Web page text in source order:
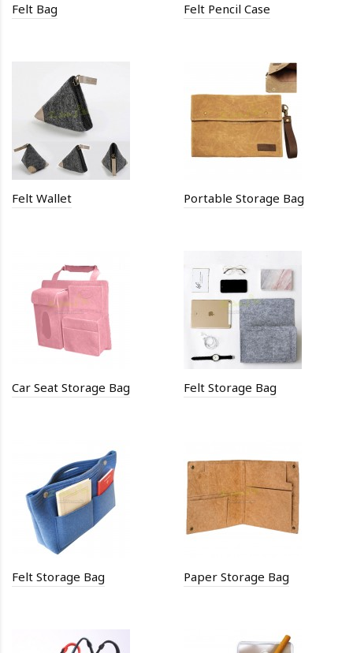
Felt Bag Felt Pencil Case
Felt Wallet Portable Storage Bag
Car Seat Storage Bag Felt Storage Bag
Felt Storage Bag Paper Storage Bag